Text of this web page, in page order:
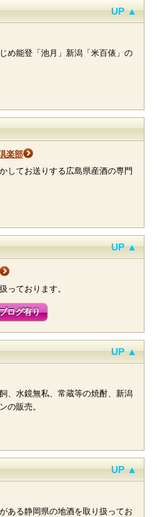
UP ▲
め能登「池月」新潟「米百俵」の
楽部
してお送りする広島県産酒の専門
UP ▲
っております。
ログ有り
UP ▲
、水鏡無私、常蔵等の焼酎、新潟
の販売。
UP ▲
ある静岡県の地酒を取り扱ってお